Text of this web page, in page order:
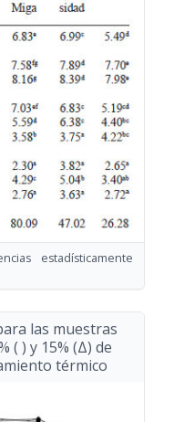
estadísticamente
las muestras
( ) y 15% (Δ) de
térmico